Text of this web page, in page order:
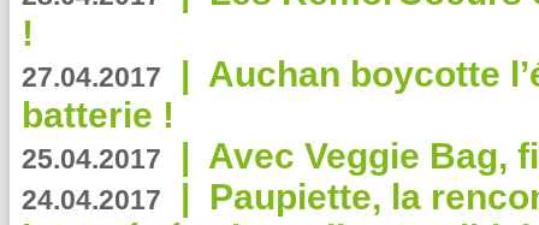
!
27.04.2017 | Auchan boycotte
batterie !
25.04.2017 | Avec Veggie Bag,
24.04.2017 | Paupiette, la